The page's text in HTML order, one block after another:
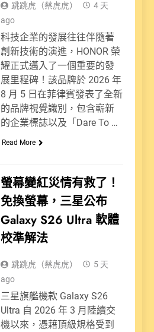
跳跳虎（蔡虎虎）
4 天
ago
科技企業的發展往往伴隨著
創新技術的演進，HONOR 榮
耀正式邁入了一個重要的發
展里程碑！該品牌於 2026 年
8 月 5 日在菲律賓發表了全新
的品牌視覺識別，包含嶄新
的企業標誌以及「Dare To …
Read More
螢幕變紅災情有救了！
免換螢幕，三星公布
Galaxy S26 Ultra 軟體
校準解法
跳跳虎（蔡虎虎）
5 天
ago
三星旗艦機款 Galaxy S26
Ultra 自 2026 年 3 月陸續交
機以來，憑藉頂級規格受到